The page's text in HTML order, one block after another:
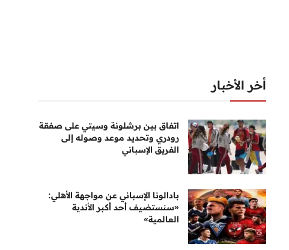
أخر الأخبار
اتفاق بين برشلونة وسيتي على صفقة
رودري وتحديد موعد وصوله إلى
الفريق الإسباني
بادالونا الإسباني عن مواجهة الأهلي:
«سنستضيف أحد أكبر الأندية
العالمية»